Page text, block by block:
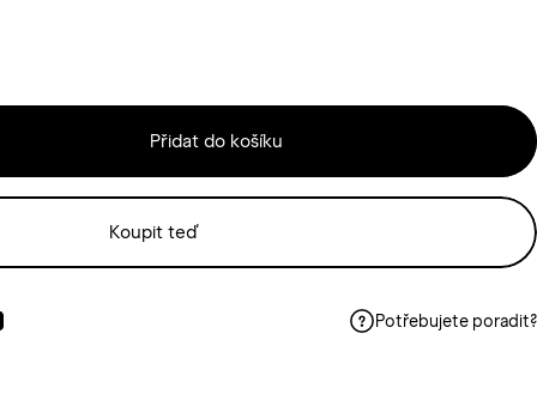
Přidat do košíku
Koupit teď
Whatsappu
e-mailem Potřebujete poradit?